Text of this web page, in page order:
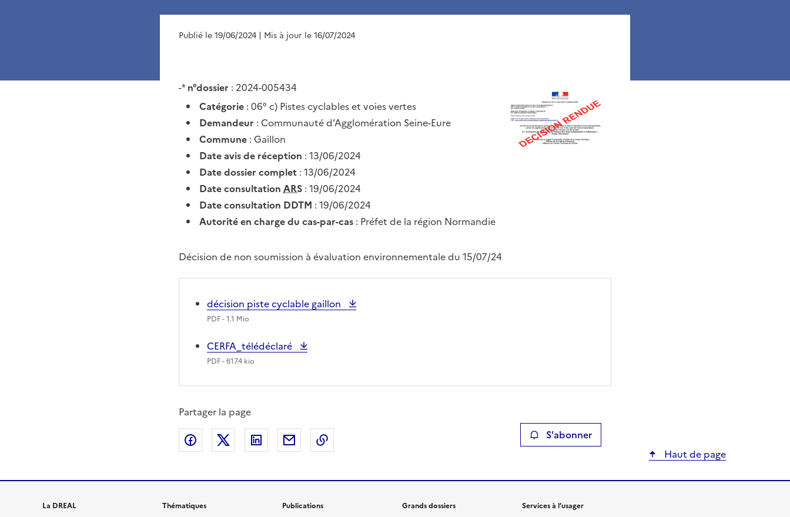
Publié le 19/06/2024 | Mis à jour le 16/07/2024
-*n°dossier : 2024-005434
Catégorie : 06° c) Pistes cyclables et voies vertes
Demandeur : Communauté d’Agglomération Seine-Eure
Commune : Gaillon
Date avis de réception : 13/06/2024
Date dossier complet : 13/06/2024
Date consultationARS : 19/06/2024
Date consultation DDTM : 19/06/2024
Autorité en charge du cas-par-cas : Préfet de la région Normandie
Décision de non soumission à évaluation environnementale du 15/07/24
décision piste cyclable gaillon
PDF- 1.1 Mio
CERFA_télédéclaré
PDF- 617.4 kio
Partager la page
Partager sur Facebook
Partager sur XPartager sur LinkedIn
Partager par emailCopier le lien de la page dans le presse-papier S'abonner
Haut de page
La DREAL
Thématiques
Publications
Grands dossiers
Services à l’usager